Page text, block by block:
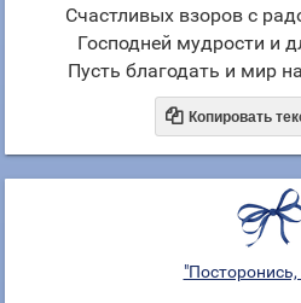
Счастливых взоров с
Господней мудрости и
Пусть благодать и мир
 Копировать